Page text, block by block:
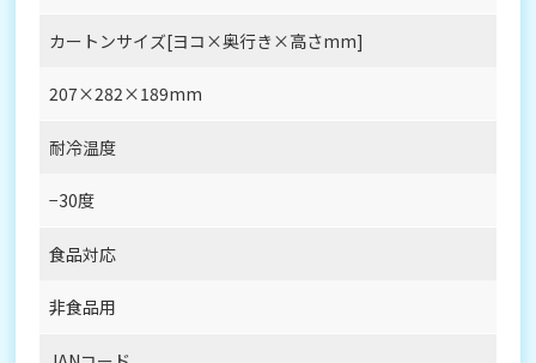
カートンサイズ[ヨコ×奥行き×高さmm]
207×282×189mm
耐冷温度
−30度
食品対応
非食品用